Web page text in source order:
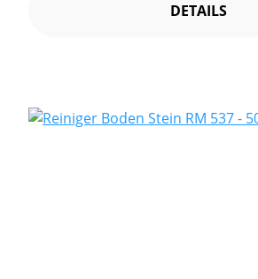
DETAILS